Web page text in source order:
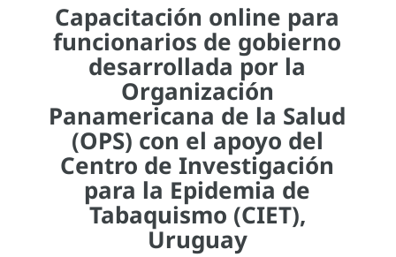
Capacitación online para
funcionarios de gobierno
desarrollada por la
Organización
Panamericana de la Salud
(OPS) con el apoyo del
Centro de Investigación
para la Epidemia de
Tabaquismo (CIET),
Uruguay